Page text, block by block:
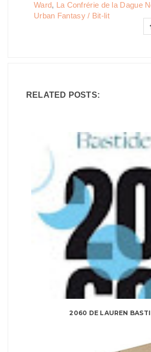
Ward, La Confrérie de la Dague
Urban Fantasy / Bit-lit
RELATED POSTS:
2060 DE LAUREN